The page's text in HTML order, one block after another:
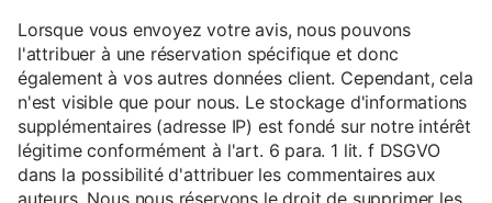
Lorsque vous envoyez votre avis, nous pouvons
l'attribuer à une réservation spécifique et donc
également à vos autres données client. Cependant, cela
n'est visible que pour nous. Le stockage d'informations
supplémentaires (adresse IP) est fondé sur notre intérêt
légitime conformément à l'art. 6 para. 1 lit. f DSGVO
dans la possibilité d'attribuer les commentaires aux
auteurs. Nous nous réservons le droit de supprimer les